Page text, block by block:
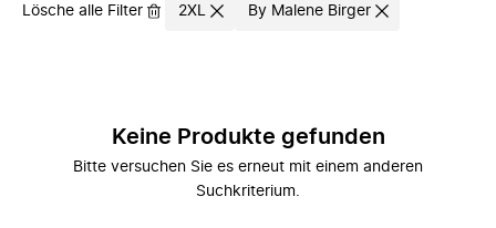
Lösche alle Filter 2XL By Malene Birger
Keine Produkte gefunden
Bitte versuchen Sie es erneut mit einem anderen
Suchkriterium.